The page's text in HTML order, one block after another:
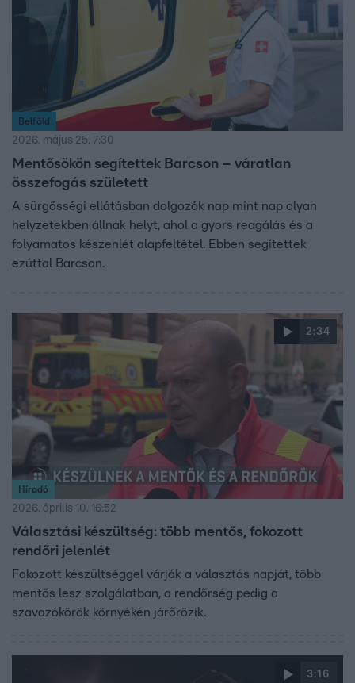
Belföld
2026. május 25. 7:30
Mentősökön segítettek Barcson – váratlan
összefogás született
A sürgősségi ellátásban dolgozók nap mint nap olyan
helyzetekben állnak helyt, ahol a gyors reagálás és a
folyamatos készenlét alapfeltétel. Ebben segítettek
ezúttal Barcson.
2:34
Híradó
2026. április 10. 16:52
Választási készültség: több mentős, fokozott
rendőri jelenlét
Fokozott készültséggel várják a választás napját, több
mentős lesz szolgálatban, a rendőrség pedig a
szavazókörök környékén járőrözik.
3:16